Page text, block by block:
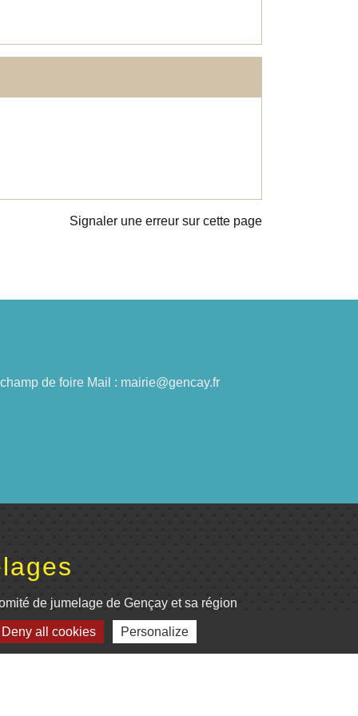
Signaler une erreur sur cette page
de foire Mail : mairie@gencay.fr
de jumelage de Gençay et sa région
Deny all cookies Personalize